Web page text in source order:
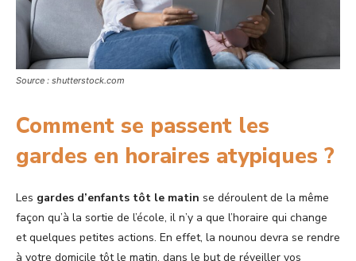
Source : shutterstock.com
Comment se passent les
gardes en horaires atypiques ?
Les gardes d’enfants tôt le matin se déroulent de la même
façon qu’à la sortie de l’école, il n’y a que l’horaire qui change
et quelques petites actions. En effet, la nounou devra se rendre
à votre domicile tôt le matin, dans le but de réveiller vos